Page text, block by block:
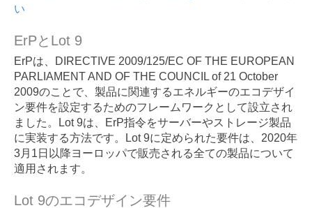
い
ErPとLot 9
ErPは、DIRECTIVE 2009/125/EC OF THE EUROPEAN
PARLIAMENT AND OF THE COUNCIL of 21 October
2009のことで、製品に関連するエネルギーのエコデザイ
ン要件を設定するためのフレームワークとして設立され
ました。Lot 9は、ErP指令をサーバーやストレージ製品
に実装する方法です。Lot 9に定められた要件は、2020年
3月1日以降ヨーロッパで販売される全ての製品について
適用されます。
Lot 9のエコデザイン要件